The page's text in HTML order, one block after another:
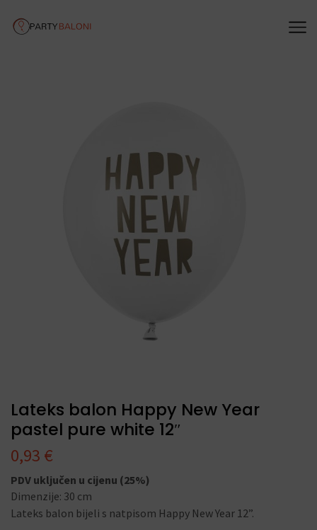
Lateks balon Happy New Year
pastel pure white 12″
0,93 €
PDV uključen u cijenu (25%)
Dimenzije: 30 cm
Lateks balon bijeli s natpisom Happy New Year 12”.